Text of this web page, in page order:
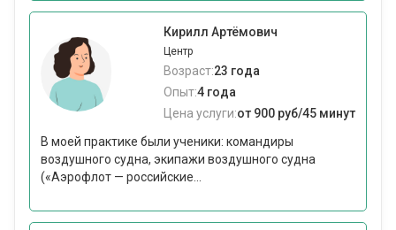
Кирилл Артёмович
Центр
Возраст:23 года
Опыт:4 года
Цена услуги:от 900 руб/45 минут
В моей практике были ученики: командиры
воздушного судна, экипажи воздушного судна
(«Аэрофлот — российские...